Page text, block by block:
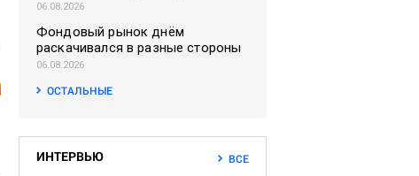
06.08.2026
Фондовый рынок днём
раскачивался в разные стороны
06.08.2026
ОСТАЛЬНЫЕ
ИНТЕРВЬЮ ВСЕ